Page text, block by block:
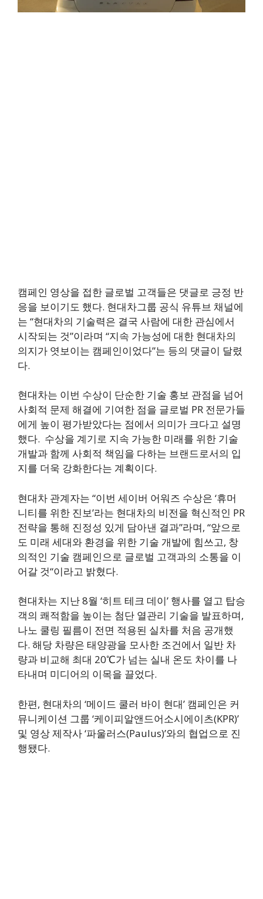
캠페인 영상을 접한 글로벌 고객들은 댓글로 긍정 반
응을 보이기도 했다. 현대차그룹 공식 유튜브 채널에
는 “현대차의 기술력은 결국 사람에 대한 관심에서
시작되는 것”이라며 “지속 가능성에 대한 현대차의
의지가 엿보이는 캠페인이었다”는 등의 댓글이 달렸
다.
현대차는 이번 수상이 단순한 기술 홍보 관점을 넘어
사회적 문제 해결에 기여한 점을 글로벌 PR 전문가들
에게 높이 평가받았다는 점에서 의미가 크다고 설명
했다. 수상을 계기로 지속 가능한 미래를 위한 기술
개발과 함께 사회적 책임을 다하는 브랜드로서의 입
지를 더욱 강화한다는 계획이다.
현대차 관계자는 “이번 세이버 어워즈 수상은 ‘휴머
니티를 위한 진보’라는 현대차의 비전을 혁신적인 PR
전략을 통해 진정성 있게 담아낸 결과”라며, “앞으로
도 미래 세대와 환경을 위한 기술 개발에 힘쓰고, 창
의적인 기술 캠페인으로 글로벌 고객과의 소통을 이
어갈 것“이라고 밝혔다.
현대차는 지난 8월 ‘히트 테크 데이’ 행사를 열고 탑승
객의 쾌적함을 높이는 첨단 열관리 기술을 발표하며,
나노 쿨링 필름이 전면 적용된 실차를 처음 공개했
다. 해당 차량은 태양광을 모사한 조건에서 일반 차
량과 비교해 최대 20℃가 넘는 실내 온도 차이를 나
타내며 미디어의 이목을 끌었다.
한편, 현대차의 ‘메이드 쿨러 바이 현대’ 캠페인은 커
뮤니케이션 그룹 ‘케이피알앤드어소시에이츠(KPR)’
및 영상 제작사 ‘파울러스(Paulus)’와의 협업으로 진
행됐다.